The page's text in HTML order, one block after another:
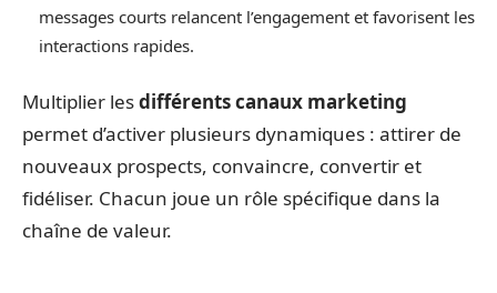
messages courts relancent l’engagement et favorisent les
interactions rapides.
Multiplier lesdifférents canaux marketing
permet d’activer plusieurs dynamiques : attirer de
nouveaux prospects, convaincre, convertir et
fidéliser. Chacun joue un rôle spécifique dans la
chaîne de valeur.